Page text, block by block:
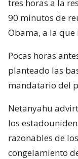
tres horas a la
90 minutos de
Obama, a la que
Pocas horas
planteado las
mandatario del
Netanyahu
los
razonables de
congelamiento